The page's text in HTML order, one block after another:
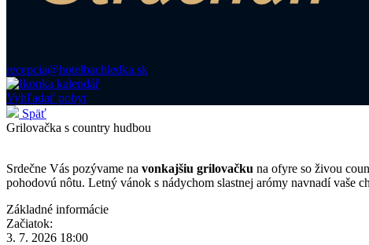
recepcia@hotelbachledka.sk
Vyhľadať pobyt
Späť
Grilovačka s country hudbou
Srdečne Vás pozývame na vonkajšiu grilovačku na ofyre so živou
pohodovú nôtu. Letný vánok s nádychom slastnej arómy navnadí vaše
Základné informácie
Začiatok:
3. 7. 2026 18:00